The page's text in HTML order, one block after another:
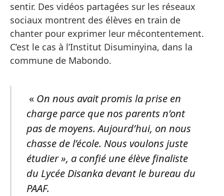
sentir. Des vidéos partagées sur les réseaux
sociaux montrent des élèves en train de
chanter pour exprimer leur mécontentement.
C’est le cas à l’Institut Disuminyina, dans la
commune de Mabondo.
« On nous avait promis la prise en
charge parce que nos parents n’ont
pas de moyens. Aujourd’hui, on nous
chasse de l’école. Nous voulons juste
étudier », a confié une élève finaliste
du Lycée Disanka devant le bureau du
PAAF.